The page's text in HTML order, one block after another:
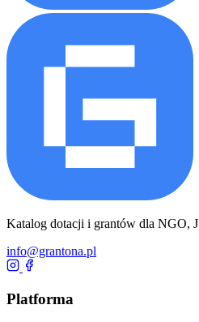
Katalog dotacji i grantów dla NGO,
info@grantona.pl
Platforma